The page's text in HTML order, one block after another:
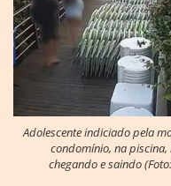
Adolescente indiciado pela
condomínio, na
chegando e saindo